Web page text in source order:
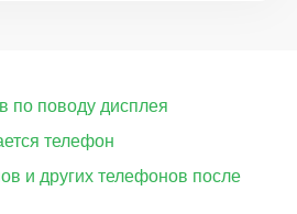
по поводу дисплея
телефон
и других телефонов после